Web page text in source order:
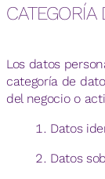
CATEGORÍA
Los datos
categoría de
del negocio o
Datos
Datos